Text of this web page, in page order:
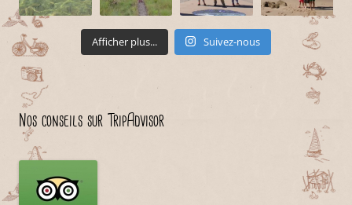
Afficher plus... Suivez-nous
Nos conseils sur TripAdvisor